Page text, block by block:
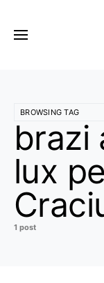
BROWSING TAG
brazi
lux
1 post